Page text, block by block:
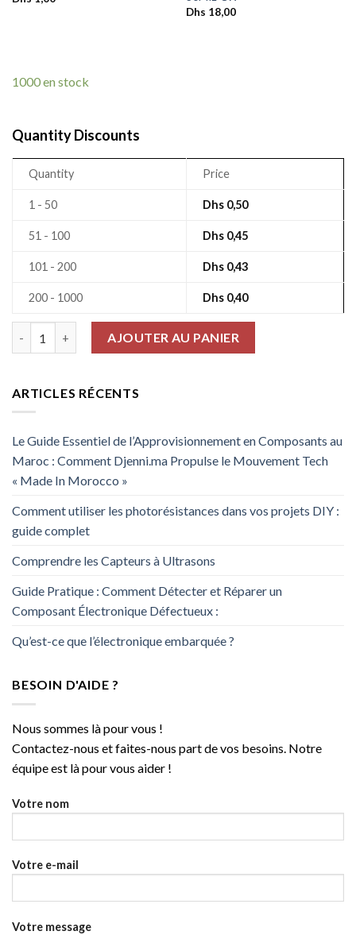
Dhs 18,00
1000 en stock
Quantity Discounts
Quantity Price
1 - 50 Dhs 0,50
51 - 100 Dhs 0,45
101 - 200 Dhs 0,43
200 - 1000 Dhs 0,40
AJOUTER AU PANIER
ARTICLES RÉCENTS
Le Guide Essentiel de l’Approvisionnement en Composants au
Maroc : Comment Djenni.ma Propulse le Mouvement Tech
« Made In Morocco »
Comment utiliser les photorésistances dans vos projets DIY :
guide complet
Comprendre les Capteurs à Ultrasons
Guide Pratique : Comment Détecter et Réparer un
Composant Électronique Défectueux :
Qu’est-ce que l’électronique embarquée ?
BESOIN D'AIDE ?
Nous sommes là pour vous !
Contactez-nous et faites-nous part de vos besoins. Notre
équipe est là pour vous aider !
Votre nom
Votre e-mail
Votre message